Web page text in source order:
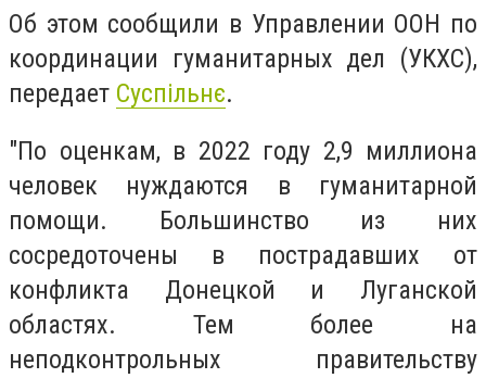
Об этом сообщили в Управлении ООН по
координации гуманитарных дел (УКХС),
передает Суспільнє.
"По оценкам, в 2022 году 2,9 миллиона
человек нуждаются в гуманитарной
помощи. Большинство из них
сосредоточены в пострадавших от
конфликта Донецкой и Луганской
областях. Тем более на
неподконтрольных правительству